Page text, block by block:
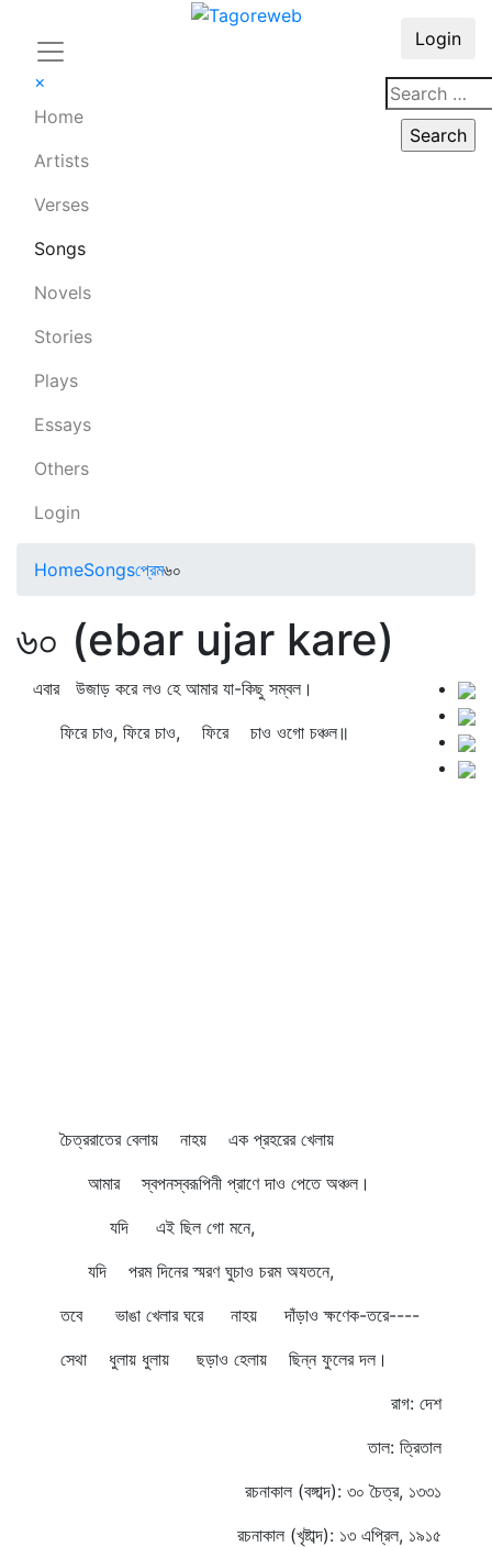
×
Home
Artists
Verses
Songs
Novels
Stories
Plays
Essays
Others
Login
Login
HomeSongsপ্রেম৬০
৬০ (ebar ujar kare)
এবার উজাড় করে লও হে আমার যা-কিছু সম্বল।
ফিরে চাও, ফিরে চাও, ফিরে চাও ওগো চঞ্চল॥
চৈত্ররাতের বেলায় নাহয় এক প্রহরের খেলায়
আমার স্বপনস্বরূপিনী প্রাণে দাও পেতে অঞ্চল।
যদি এই ছিল গো মনে,
যদি পরম দিনের স্মরণ ঘুচাও চরম অযতনে,
তবে ভাঙা খেলার ঘরে নাহয় দাঁড়াও ক্ষণেক-তরে----
সেথা ধুলায় ধুলায় ছড়াও হেলায় ছিন্ন ফুলের দল।
রাগ: দেশ
তাল: ত্রিতাল
রচনাকাল (বঙ্গাব্দ): ৩০ চৈত্র, ১৩৩১
রচনাকাল (খৃষ্টাব্দ): ১৩ এপ্রিল, ১৯১৫